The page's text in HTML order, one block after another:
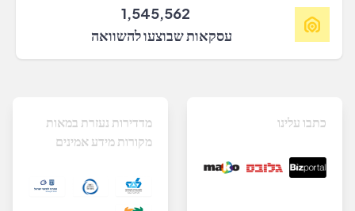
1,545,562
עסקאות שבוצעו להשוואה
מדדירות נעזרת במאות
מקורות מידע אמינים
כתבו עלינו